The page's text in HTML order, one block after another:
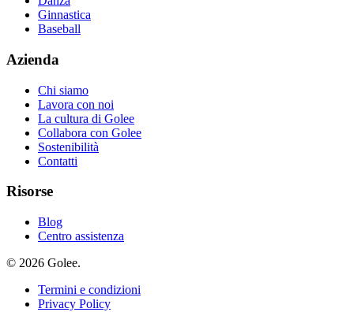
Ginnastica
Baseball
Azienda
Chi siamo
Lavora con noi
La cultura di Golee
Collabora con Golee
Sostenibilità
Contatti
Risorse
Blog
Centro assistenza
© 2026 Golee.
Termini e condizioni
Privacy Policy